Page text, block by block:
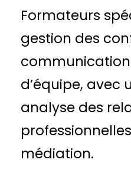
Formateurs
gestion des
d’équipe, avec
analyse des
médiation.